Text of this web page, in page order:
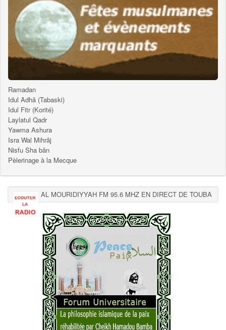
Ramadan
Idul Adhâ (Tabaski)
Idul Fitr (Korité)
Laylatul Qadr
Yawma Ashura
Isra Wal Mihrâj
Nisfu Sha bân
Pèlerinage à la Mecque
AL MOURIDIYYAH FM 95.6 MHZ EN DIRECT DE TOUBA